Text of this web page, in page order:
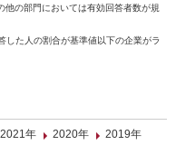
の部門においては有効回答者数が規
た人の割合が基準値以下の企業がラ
2021年 2020年
2019年